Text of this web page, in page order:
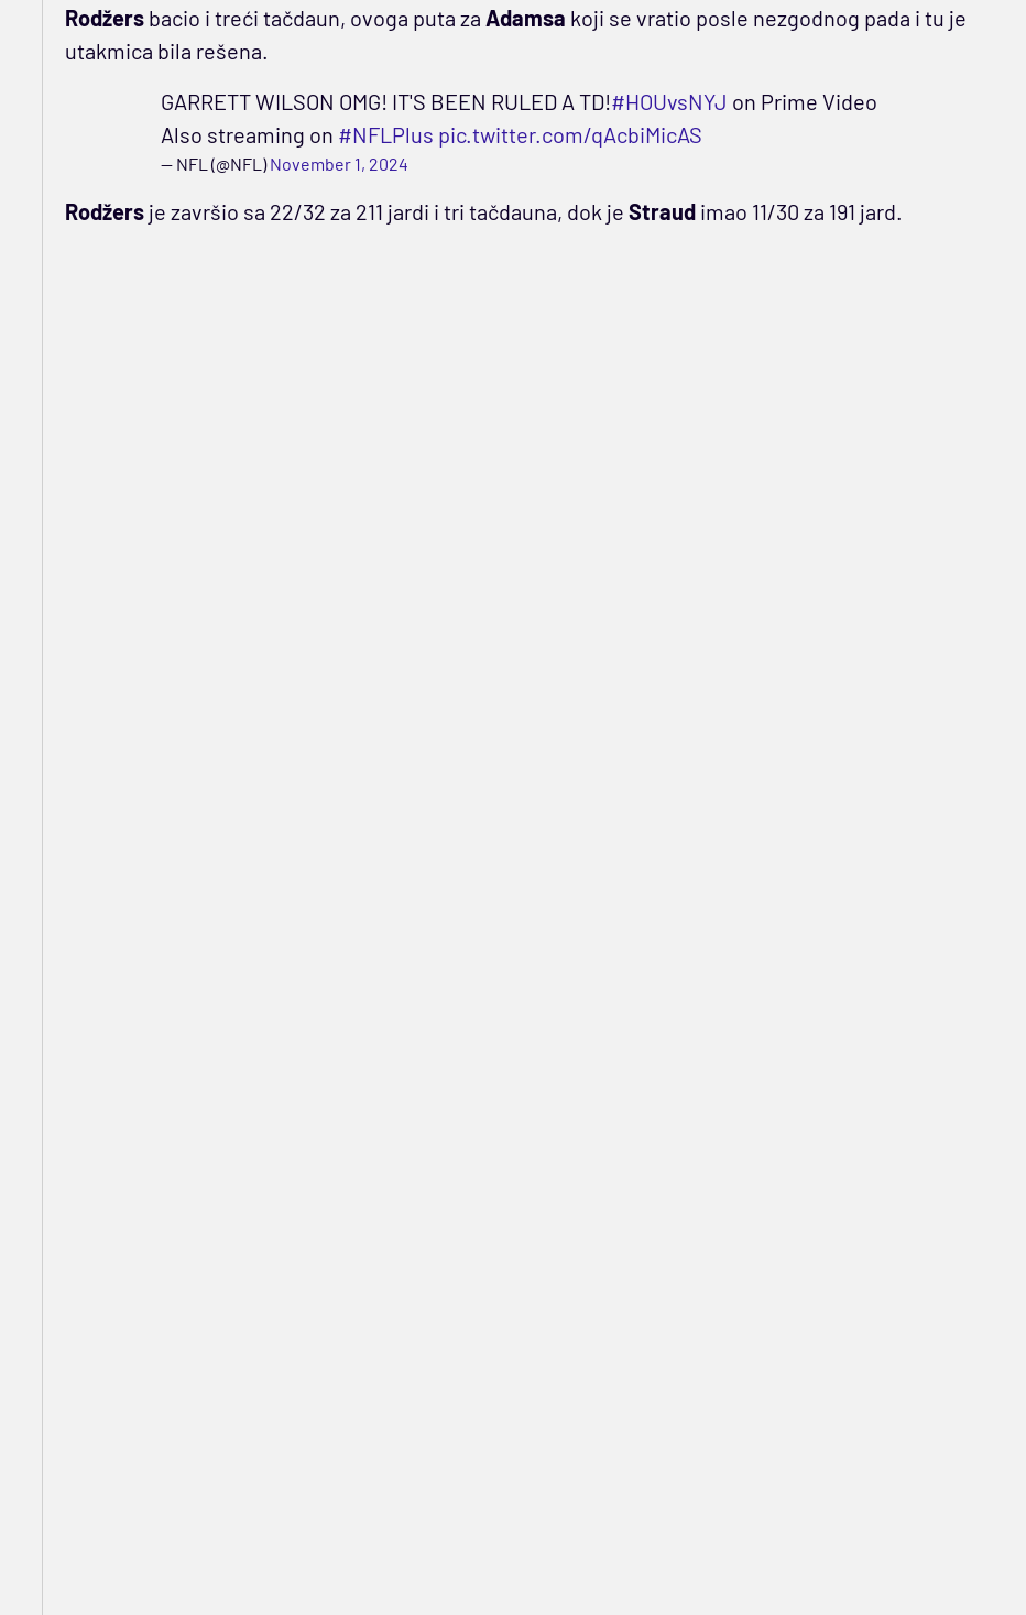
Rodžersbacio i treći tačdaun, ovoga puta za Adamsa koji se vratio posle nezgodnog pada i tu je
utakmica bila rešena.
GARRETT WILSON OMG! IT'S BEEN RULED A TD!#HOUvsNYJ on Prime Video
Also streaming on #NFLPlus pic.twitter.com/qAcbiMicAS
— NFL (@NFL)November 1, 2024
Rodžersje završio sa 22/32 za 211 jardi i tri tačdauna, dok je Straudimao 11/30 za 191 jard.